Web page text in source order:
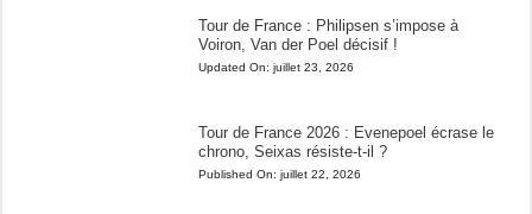
Tour de France : Philipsen s’impose à
Voiron, Van der Poel décisif !
Updated On: juillet 23, 2026
Tour de France 2026 : Evenepoel écrase le
chrono, Seixas résiste-t-il ?
Published On: juillet 22, 2026